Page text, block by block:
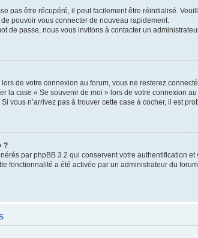
pas être récupéré, il peut facilement être réinitialisé.
pouvoir vous connecter de nouveau rapidement.
de passe, nous vous invitons à contacter un
de votre connexion au forum, vous ne resterez
la case « Se souvenir de moi » lors de votre connexion
vous n’arrivez pas à trouver cette case à cocher, il est
?
par phpBB 3.2 qui conservent votre authentification
fonctionnalité a été activée par un administrateur du